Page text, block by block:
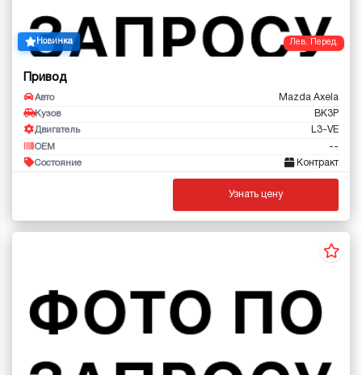
Лев. Перед.
Новинка
Привод
Авто Mazda Axela
Кузов BK3P
Двигатель L3-VE
OEM --
Состояние Контракт
Узнать цену